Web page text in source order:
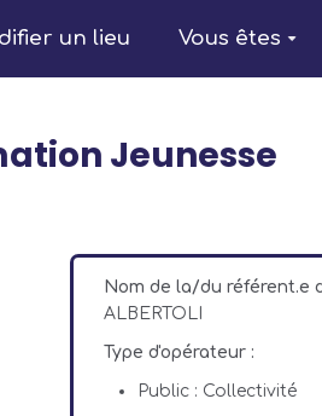
un lieu Vous êtes
Jeunesse
Nom de la/du référent.e
ALBERTOLI
Type d'opérateur :
Public : Collectivité